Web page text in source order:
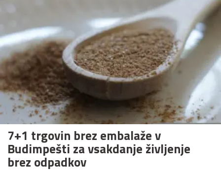
7+1 trgovin brez embalaže v
Budimpešti za vsakdanje življenje
brez odpadkov